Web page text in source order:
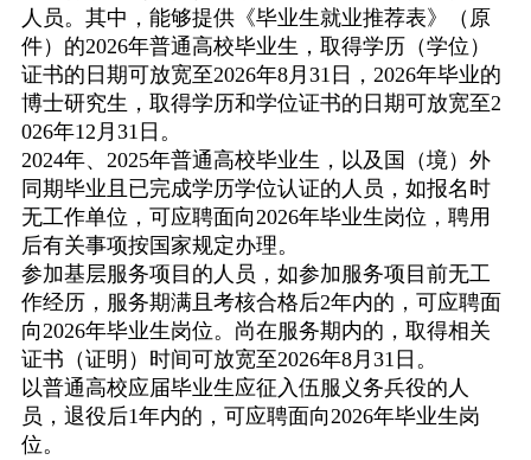
人员。其中，能够提供《毕业生就业推荐表》（原
件）的2026年普通高校毕业生，取得学历（学位）
证书的日期可放宽至2026年8月31 日，2026年毕业的
博士研究生，取得学历和学位证书的日期可放宽至2
026年12 月31 日。
2024年、2025年普通高校毕业生，以及国（境）外
同期毕业且已完成学历学位认证的人员，如报名时
无工作单位，可应聘面向2026年毕业生岗位，聘用
后有关事项按国家规定办理。
参加基层服务项目的人员，如参加服务项目前无工
作经历，服务期满且考核合格后2年内的，可应聘面
向2026年毕业生岗位。尚在服务期内的，取得相关
证书（证明）时间可放宽至2026年8月31 日。
以普通高校应届毕业生应征入伍服义务兵役的人
员，退役后1年内的，可应聘面向2026年毕业生岗
位。